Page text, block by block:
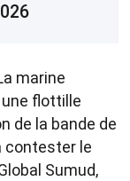
marine
flottille
de la bande de
contester le
Sumud,